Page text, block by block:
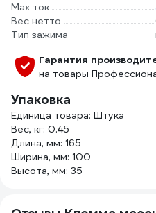
Max ток
Вес нетто
Тип зажима
Гарантия
на товары
Упаковка
Единица товара: Штука
Вес, кг: 0.45
Длина, мм: 165
Ширина, мм: 100
Высота, мм: 35